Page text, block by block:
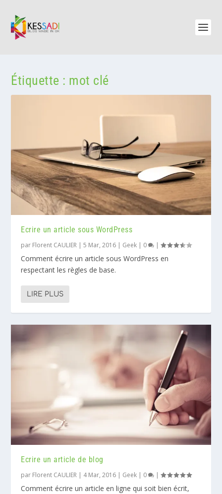
Étiquette : mot clé
Ecrire un article sous WordPress
par Florent CAULIER |5 Mar, 2016 | Geek | 0 |
Comment écrire un article sous WordPress en
respectant les règles de base.
LIRE PLUS
Ecrire un article de blog
par Florent CAULIER | 4 Mar, 2016 | Geek | 0 |
Comment écrire un article en ligne qui soit bien écrit,